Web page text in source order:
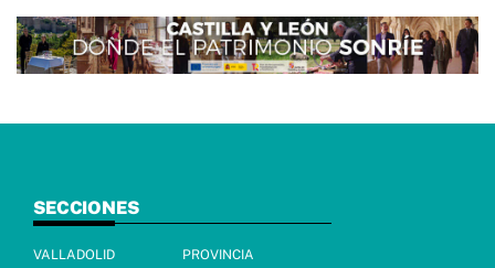
SECCIONES
VALLADOLID
PROVINCIA